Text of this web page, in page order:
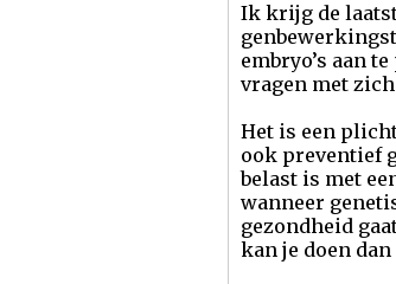
Ik krijg de
embryo’s aan
vragen met
Het is een
ook preventief
belast is met
wanneer
gezondheid
kan je doen